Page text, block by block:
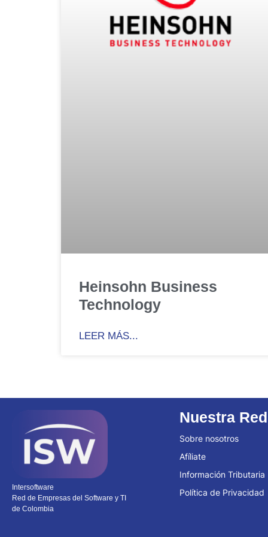
Heinsohn Business
Technology
LEER MÁS...
Intersoftware
Red de Empresas del Software y TI
de Colombia
Nuestra Red
Sobre nosotros
Afíliate
Información Tributaria
Política de Privacidad